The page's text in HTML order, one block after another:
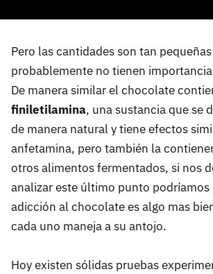
Pero las cantidades son tan
probablemente no tienen
De manera similar el chocolate
finiletilamina, una sustancia que se
de manera natural y tiene efectos
anfetamina, pero también la
otros alimentos fermentados, si nos
analizar este último punto
adicción al chocolate es algo mas
cada uno maneja a su antojo.
Hoy existen sólidas pruebas